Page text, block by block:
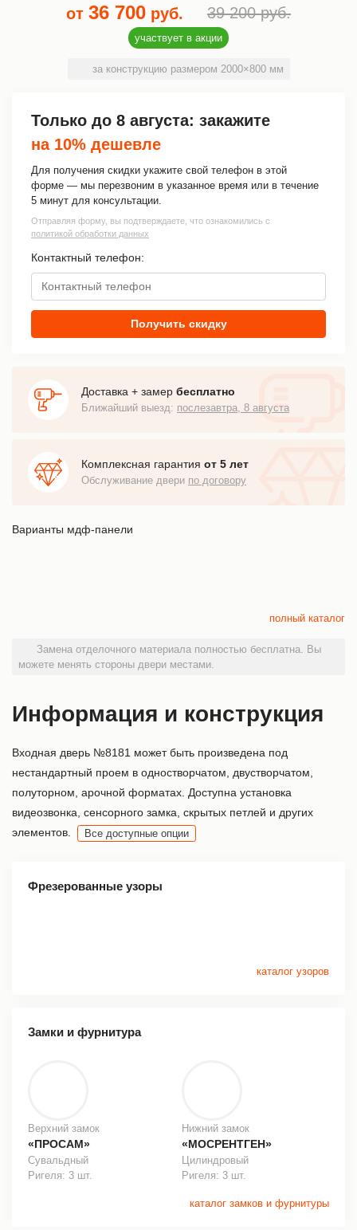
от 36 700 руб. 39 200руб.
участвует в акции
за конструкцию размером 2000×800 мм
Только до 8 августа: закажите
на 10% дешевле
Для получения скидки укажите свой телефон в этой
форме — мы перезвоним в указанное время или в течение
5 минут для консультации.
Отправляя форму, вы подтверждаете, что ознакомились с
политикой обработки данных
Контактный телефон:
Получить скидку
Доставка + замер бесплатно
Ближайший выезд: послезавтра, 8 августа
Комплексная гарантия от 5 лет
Обслуживание двери по договору
Варианты мдф-панели
полный каталог
Замена отделочного материала полностью бесплатна. Вы
можете менять стороны двери местами.
Информация и конструкция
Входная дверь №8181 может быть произведена под
нестандартный проем в одностворчатом, двустворчатом,
полуторном, арочной форматах. Доступна установка
видеозвонка, сенсорного замка, скрытых петлей и других
элементов.
Все доступные опции
Фрезерованные узоры
каталог узоров
Замки и фурнитура
Верхний замок
«ПРОСАМ»
Сувальдный
Ригеля: 3 шт.
Нижний замок
«МОСРЕНТГЕН»
Цилиндровый
Ригеля: 3 шт.
каталог замков и фурнитуры